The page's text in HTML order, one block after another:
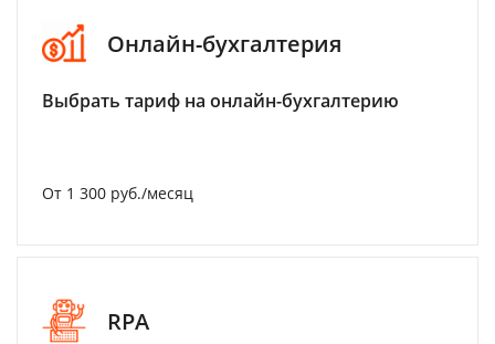
Онлайн-бухгалтерия
Выбрать тариф на онлайн-бухгалтерию
От 1 300 руб./месяц
RPA